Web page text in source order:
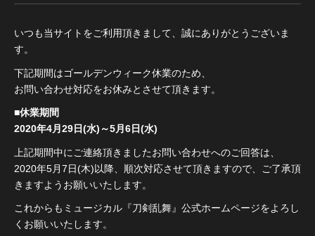
いつも当サイトをご利用頂きまして、誠にありがとうございま
す。
下記期間はゴールデンウィーク休業のため、
お問い合わせ対応をお休みとさせて頂きます。
■休業期間
2020年4月29日(水)～5月6日(水)
上記期間中にご連絡頂きましたお問い合わせへのご回答は、
2020年5月7日(木)以降、順次対応させて頂きますので、ご了承頂
きますようお願いいたします。
これからもミュージカル『刀剣乱舞』公式ホームページをよろし
くお願いいたします。